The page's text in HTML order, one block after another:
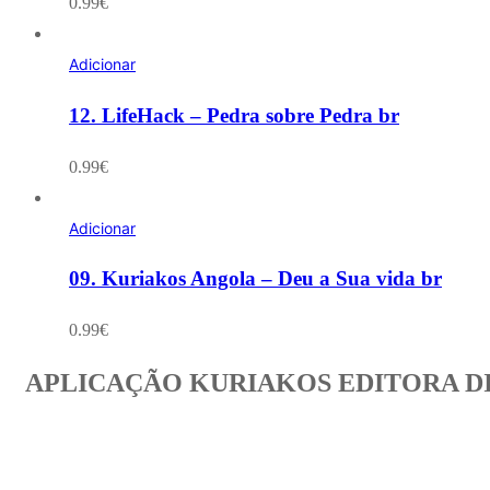
Adicionar
12. LifeHack – Pedra sobre Pedra br
0.99€
Adicionar
09. Kuriakos Angola – Deu a Sua vida br
0.99€
APLICAÇÃO KURIAKOS EDITORA